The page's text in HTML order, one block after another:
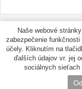
Naše webové
zabezpečenie
účely. Kliknutím na
ďalších údajov vr. jej
sociálnych sieťach